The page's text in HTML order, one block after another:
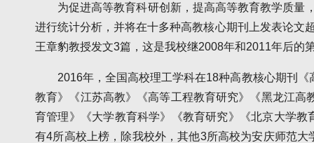
为促进高等教育科研创新，提高高等教育教学质量
进行统计分析，并将在十多种高教核心期刊上发表论文
王章豹教授发文3篇，这是我校继2008年和2011年后的
2016年，全国高校理工学科在18种高教核心期刊
教育》《江苏高教》《高等工程教育研究》《黑龙江
育管理》《大学教育科学》《教育研究》《北京大学
有4所高校上榜，除我校外，其他3所高校为安庆师范